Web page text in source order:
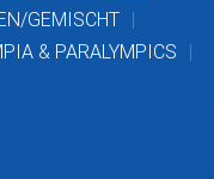
GEMISCHT
& PARALYMPICS